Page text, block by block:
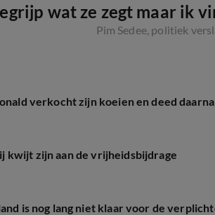
wat ze zegt maar ik
Pim Sedee, politiek
verkocht zijn koeien en deed
kwijt zijn aan de vrijheidsbijdrage
is nog lang niet klaar voor de